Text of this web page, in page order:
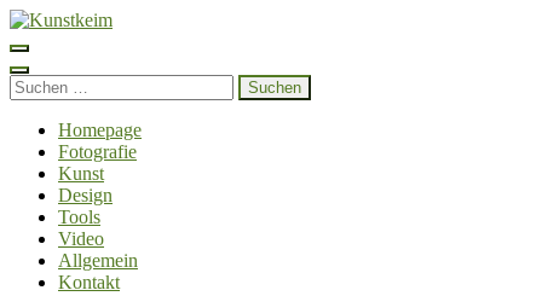
Zum
Inhalt
springen
(Enter
drücken)
Suchen
nach:
Homepage
Fotografie
Kunst
Design
Tools
Video
Allgemein
Kontakt